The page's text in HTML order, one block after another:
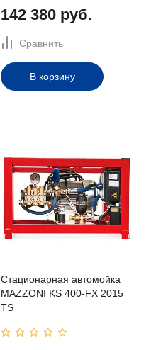
142 380 руб.
Сравнить
В корзину
Стационарная автомойка
MAZZONI KS 400-FX 2015
TS